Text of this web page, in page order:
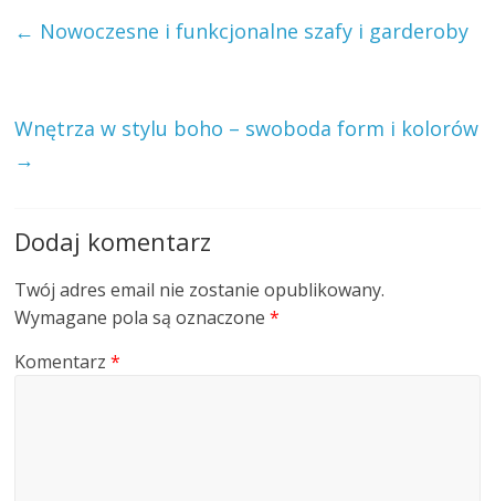
← Nowoczesne i funkcjonalne szafy i garderoby
Wnętrza w stylu boho – swoboda form i kolorów
→
Dodaj komentarz
Twój adres email nie zostanie opublikowany.
Wymagane pola są oznaczone*
Komentarz*